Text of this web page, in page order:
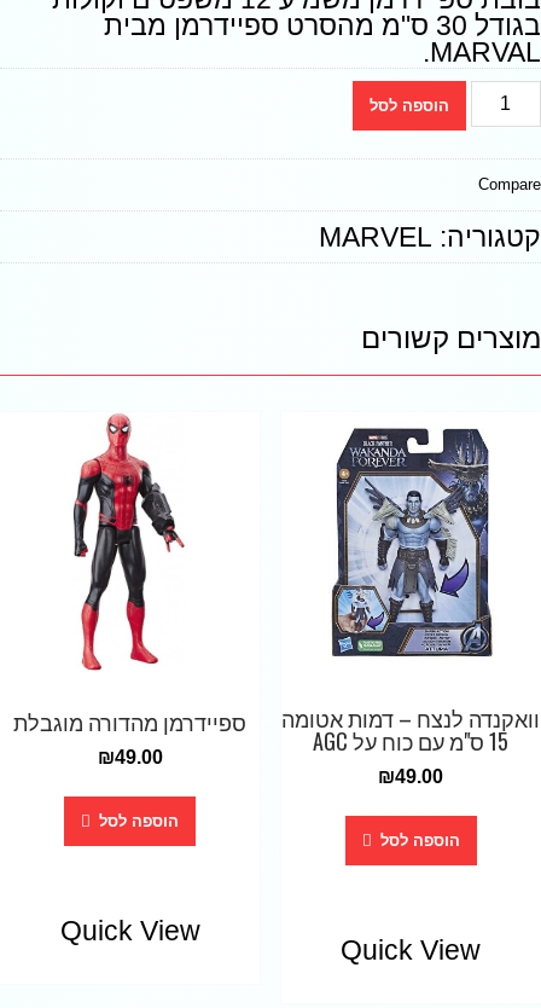
בגודל 30 ס"מ מהסרט ספיידרמן מבית
MARVAL.
הוספה לסל
Compare
קטגוריה: MARVEL
מוצרים קשורים
וואקנדה לנצח – דמות אטומה
15 ס"מ עם כוח על AGC
₪49.00
הוספה לסל
Quick View
ספיידרמן מהדורה מוגבלת
₪49.00
הוספה לסל
Quick View